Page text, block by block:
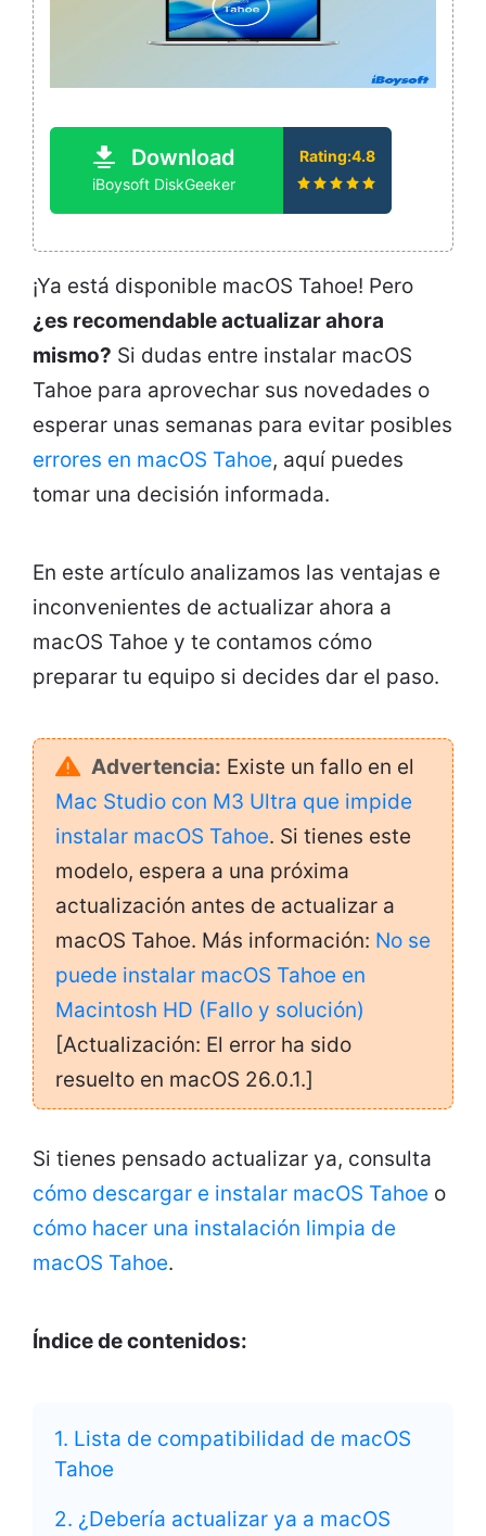
Download
iBoysoft DiskGeeker
Rating:4.8
¡Ya está disponible macOS Tahoe! Pero
¿es recomendable actualizar ahora
mismo? Si dudas entre instalar macOS
Tahoe para aprovechar sus novedades o
esperar unas semanas para evitar posibles
errores en macOS Tahoe, aquí puedes
tomar una decisión informada.
En este artículo analizamos las ventajas e
inconvenientes de actualizar ahora a
macOS Tahoe y te contamos cómo
preparar tu equipo si decides dar el paso.
Advertencia: Existe un fallo en el
Mac Studio con M3 Ultra que impide
instalar macOS Tahoe. Si tienes este
modelo, espera a una próxima
actualización antes de actualizar a
macOS Tahoe. Más información: No se
puede instalar macOS Tahoe en
Macintosh HD (Fallo y solución)
[Actualización: El error ha sido
resuelto en macOS 26.0.1.]
Si tienes pensado actualizar ya, consulta
cómo descargar e instalar macOS Tahoe o
cómo hacer una instalación limpia de
macOS Tahoe.
Índice de contenidos:
1. Lista de compatibilidad de macOS
Tahoe
2. ¿Debería actualizar ya a macOS